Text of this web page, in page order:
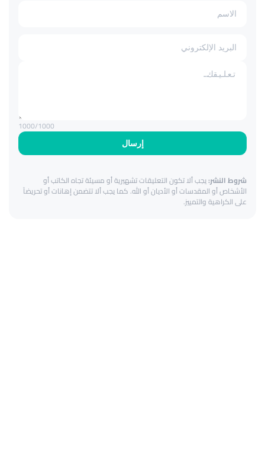
إرسال
1000/1000
شروط النشر:يجب ألا تكون التعليقات تشهيرية أو مسيئة تجاه الكاتب أو
الأشخاص أو المقدسات أو الأديان أو الله. كما يجب ألا تتضمن إهانات أو تحريضاً
على الكراهية والتمييز.